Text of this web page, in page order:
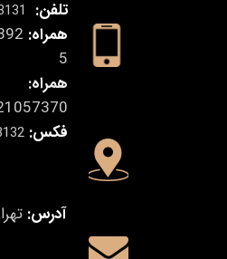
تلفن: - 021
همراه:
5
همراه:
فکس: - 021
آدرس: